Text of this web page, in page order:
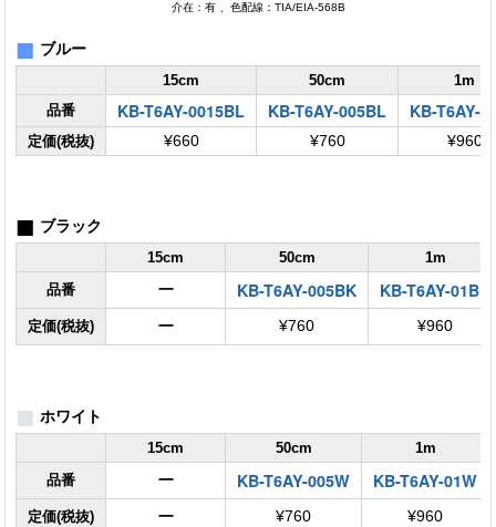
介在：有 、色配線：TIA/EIA-568B
■ ブルー
15cm 50cm
1m
品番
KB-T6AY-0015BL KB-T6AY-005BL KB-T6AY-
定価(税抜) ¥660 ¥760 ¥960
■ ブラック
15cm 50cm
1m
品番
ー KB-T6AY-005BK KB-T6AY-01BK
定価(税抜) ー ¥760 ¥960
■ ホワイト
15cm 50cm
1m
品番
ー KB-T6AY-005W KB-T6AY-01W
定価(税抜) ー ¥760 ¥960